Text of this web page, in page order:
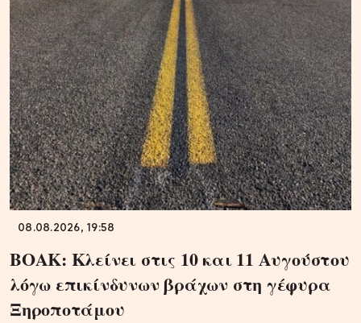
08.08.2026, 19:58
ΒΟΑΚ: Κλείνει στις 10 και 11 Αυγούστου
λόγω επικίνδυνων βράχων στη γέφυρα
Ξηροποτάμου